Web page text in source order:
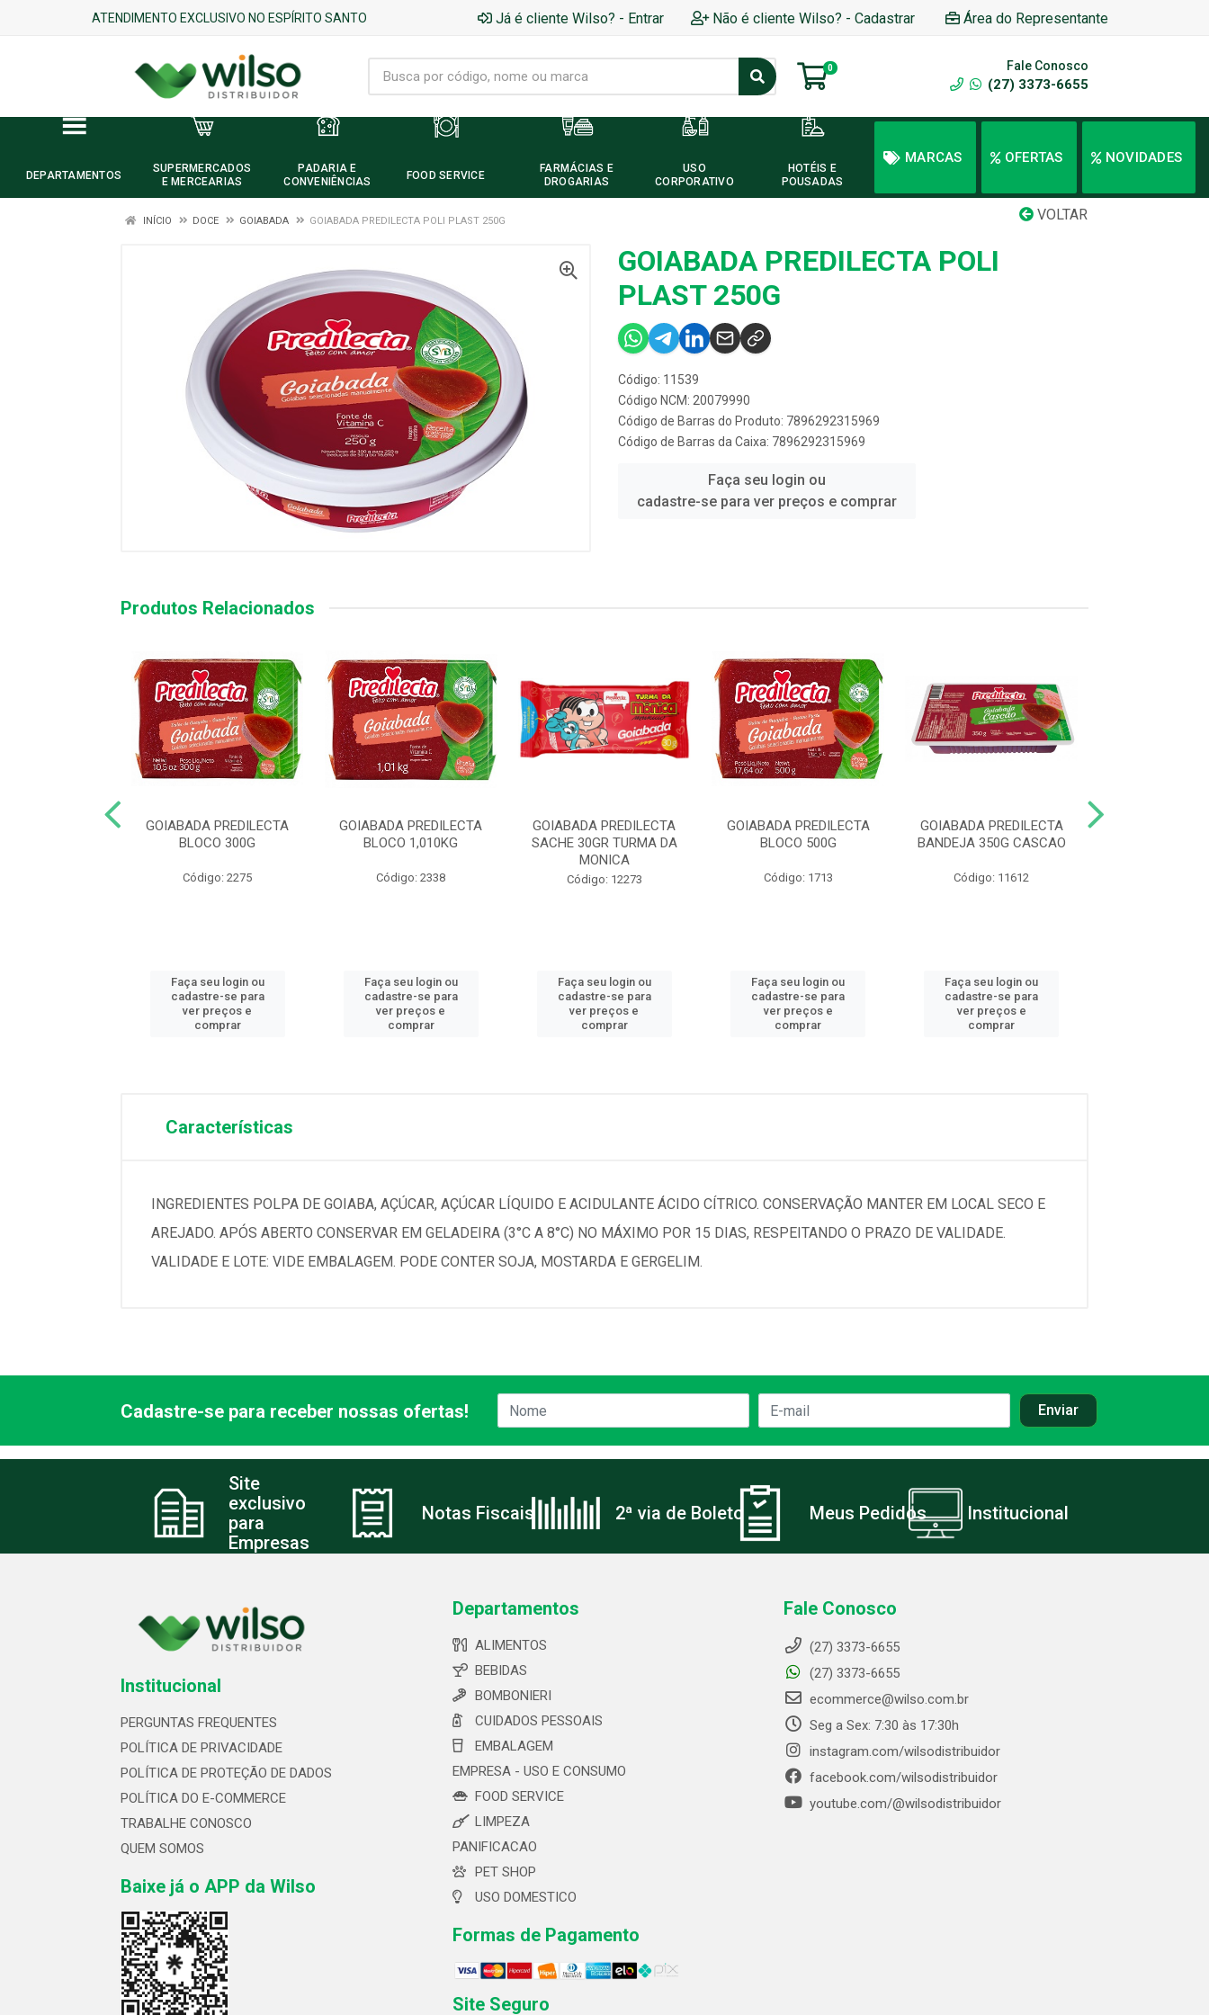
ATENDIMENTO EXCLUSIVO NO ESPÍRITO SANTO Já é cliente Wilso? - Entrar Não é cliente Wilso? - Cadastrar Área do Representante
0 Fale Conosco
(27) 3373-6655
DEPARTAMENTOS
SUPERMERCADOS
E MERCEARIAS
PADARIA E
CONVENIÊNCIAS
FOOD SERVICE
FARMÁCIAS E
DROGARIAS
USO
CORPORATIVO
HOTÉIS E
POUSADAS
MARCAS OFERTAS NOVIDADES
VOLTAR
INÍCIO DOCE GOIABADA GOIABADA PREDILECTA POLI PLAST 250G
GOIABADA PREDILECTA POLI
PLAST 250G
Código: 11539
Código NCM: 20079990
Código de Barras do Produto: 7896292315969
Código de Barras da Caixa: 7896292315969
Faça seu login ou
cadastre-se para ver preços e comprar
Produtos Relacionados
GOIABADA PREDILECTA
BLOCO 300G
Código: 2275
Faça seu login ou
cadastre-se para
ver preços e
comprar
GOIABADA PREDILECTA
BLOCO 1,010KG
Código: 2338
Faça seu login ou
cadastre-se para
ver preços e
comprar
GOIABADA PREDILECTA
SACHE 30GR TURMA DA
MONICA
Código: 12273
Faça seu login ou
cadastre-se para
ver preços e
comprar
GOIABADA PREDILECTA
BLOCO 500G
Código: 1713
Faça seu login ou
cadastre-se para
ver preços e
comprar
GOIABADA PREDILECTA
BANDEJA 350G CASCAO
Código: 11612
Faça seu login ou
cadastre-se para
ver preços e
comprar
Características
INGREDIENTES POLPA DE GOIABA, AÇÚCAR, AÇÚCAR LÍQUIDO E ACIDULANTE ÁCIDO CÍTRICO. CONSERVAÇÃO MANTER EM LOCAL SECO E
AREJADO. APÓS ABERTO CONSERVAR EM GELADEIRA (3°C A 8°C) NO MÁXIMO POR 15 DIAS, RESPEITANDO O PRAZO DE VALIDADE.
VALIDADE E LOTE: VIDE EMBALAGEM. PODE CONTER SOJA, MOSTARDA E GERGELIM.
Cadastre-se para receber nossas ofertas!
Site
exclusivo
para
Empresas
Notas Fiscais 2ª via de Boleto Meus Pedidos Institucional
Institucional
PERGUNTAS FREQUENTES
POLÍTICA DE PRIVACIDADE
POLÍTICA DE PROTEÇÃO DE DADOS
POLÍTICA DO E-COMMERCE
TRABALHE CONOSCO
QUEM SOMOS
Baixe já o APP da Wilso
Departamentos
ALIMENTOS
BEBIDAS
BOMBONIERI
CUIDADOS PESSOAIS
EMBALAGEM
EMPRESA - USO E CONSUMO
FOOD SERVICE
LIMPEZA
PANIFICACAO
PET SHOP
USO DOMESTICO
Formas de Pagamento
Site Seguro
Fale Conosco
(27) 3373-6655
(27) 3373-6655
ecommerce@wilso.com.br
Seg a Sex: 7:30 às 17:30h
instagram.com/wilsodistribuidor
facebook.com/wilsodistribuidor
youtube.com/@wilsodistribuidor